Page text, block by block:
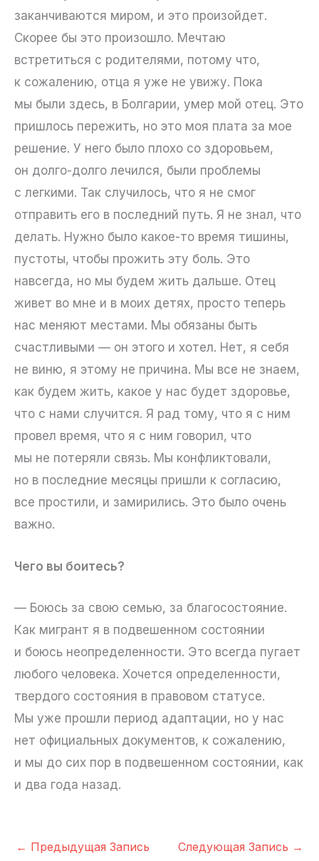
заканчиваются миром, и это произойдет.
Скорее бы это произошло. Мечтаю
встретиться с родителями, потому что,
к сожалению, отца я уже не увижу. Пока
мы были здесь, в Болгарии, умер мой отец. Это
пришлось пережить, но это моя плата за мое
решение. У него было плохо со здоровьем,
он долго-долго лечился, были проблемы
с легкими. Так случилось, что я не смог
отправить его в последний путь. Я не знал, что
делать. Нужно было какое-то время тишины,
пустоты, чтобы прожить эту боль. Это
навсегда, но мы будем жить дальше. Отец
живет во мне и в моих детях, просто теперь
нас меняют местами. Мы обязаны быть
счастливыми — он этого и хотел. Нет, я себя
не виню, я этому не причина. Мы все не знаем,
как будем жить, какое у нас будет здоровье,
что с нами случится. Я рад тому, что я с ним
провел время, что я с ним говорил, что
мы не потеряли связь. Мы конфликтовали,
но в последние месяцы пришли к согласию,
все простили, и замирились. Это было очень
важно.
Чего вы боитесь?
— Боюсь за свою семью, за благосостояние.
Как мигрант я в подвешенном состоянии
и боюсь неопределенности. Это всегда пугает
любого человека. Хочется определенности,
твердого состояния в правовом статусе.
Мы уже прошли период адаптации, но у нас
нет официальных документов, к сожалению,
и мы до сих пор в подвешенном состоянии, как
и два года назад.
← Предыдущая Запись Следующая Запись →